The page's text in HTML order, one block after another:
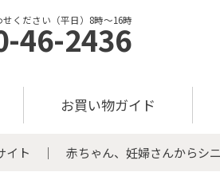
ください（平日）8時〜16時
46-2436
お買い物ガイド
イト ｜ 赤ちゃん、妊婦さんからシニ